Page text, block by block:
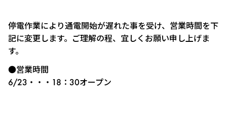
停電作業により通電開始が遅れた事を受け、営業時間を下
記に変更します。ご理解の程、宜しくお願い申し上げま
す。
●営業時間
6/23・・・18：30オープン